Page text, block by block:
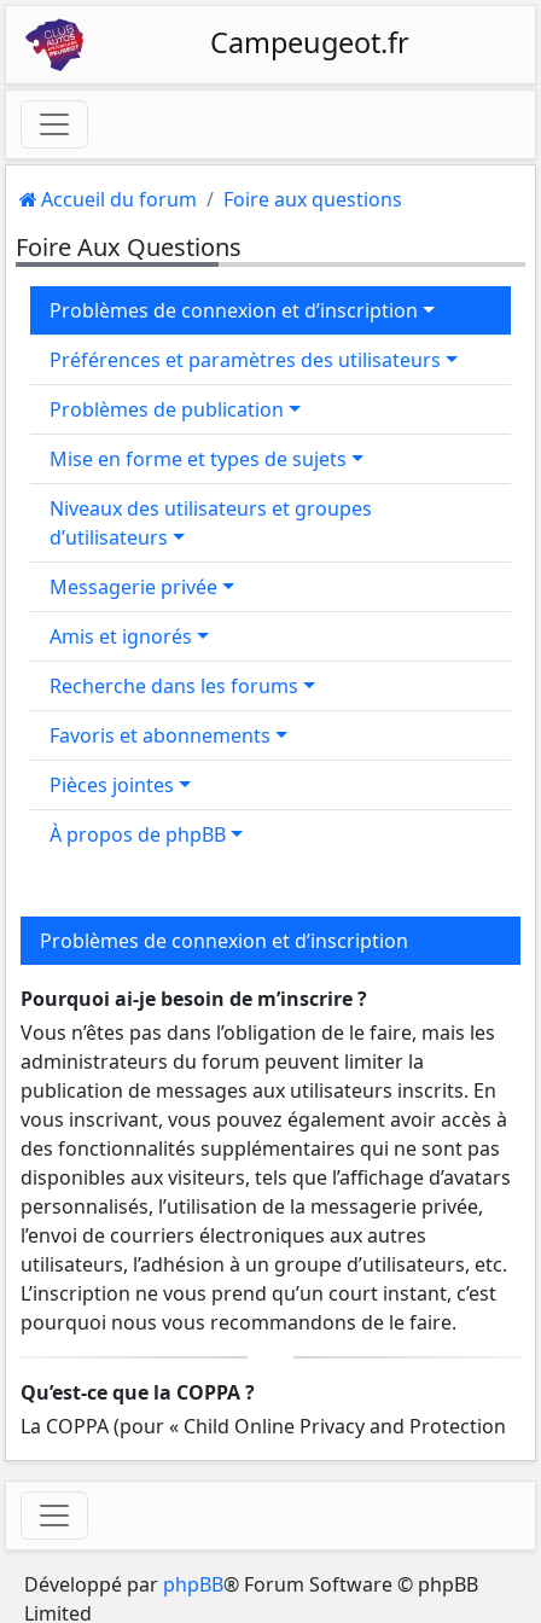
Campeugeot.fr
Accueil du forum Foire aux questions
Foire Aux Questions
Problèmes de connexion et d’inscription
Préférences et paramètres des utilisateurs
Problèmes de publication
Mise en forme et types de sujets
Niveaux des utilisateurs et groupes
d’utilisateurs
Messagerie privée
Amis et ignorés
Recherche dans les forums
Favoris et abonnements
Pièces jointes
À propos de phpBB
Problèmes de connexion et d’inscription
Pourquoi ai-je besoin de m’inscrire ?
Vous n’êtes pas dans l’obligation de le faire, mais les
administrateurs du forum peuvent limiter la
publication de messages aux utilisateurs inscrits. En
vous inscrivant, vous pouvez également avoir accès à
des fonctionnalités supplémentaires qui ne sont pas
disponibles aux visiteurs, tels que l’affichage d’avatars
personnalisés, l’utilisation de la messagerie privée,
l’envoi de courriers électroniques aux autres
utilisateurs, l’adhésion à un groupe d’utilisateurs, etc.
L’inscription ne vous prend qu’un court instant, c’est
pourquoi nous vous recommandons de le faire.
Qu’est-ce que la COPPA ?
La COPPA (pour « Child Online Privacy and Protection
Act ») est une loi des États-Unis d’Amérique qui
demande aux sites internet collectant potentiellement
des informations sur les mineurs âgés de moins de 13
ans un consentement écrit des parents ou des tuteurs
légaux des mineurs concernés. Si vous ne savez pas si
cette loi s’applique également aux mineurs âgés de
Développé par phpBB® Forum Software © phpBB
Limited